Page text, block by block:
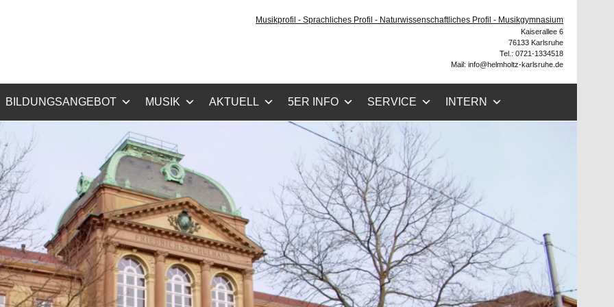
Gymnasium KarlsruheMusikprofil - Sprachliches Profil - Naturwissenschaftliches Profil - Musikgymnasium
Kaiserallee 6
76133 Karlsruhe
Tel.: 0721-1334518
Mail: info@helmholtz-karlsruhe.de
BILDUNGSANGEBOT MUSIK AKTUELL 5ER INFO SERVICE INTERN